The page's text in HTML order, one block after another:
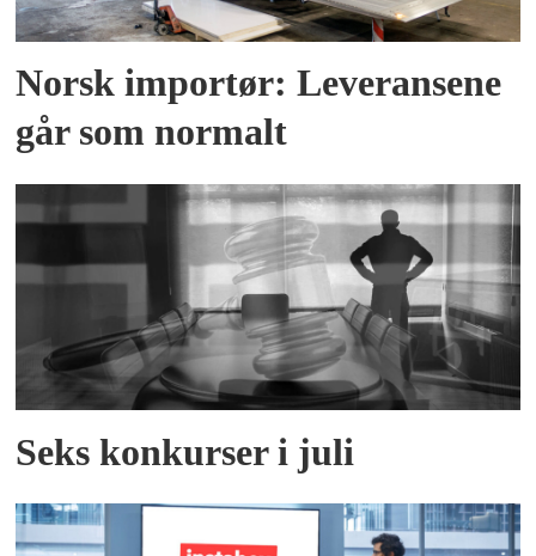
Norsk importør: Leveransene
går som normalt
Seks konkurser i juli